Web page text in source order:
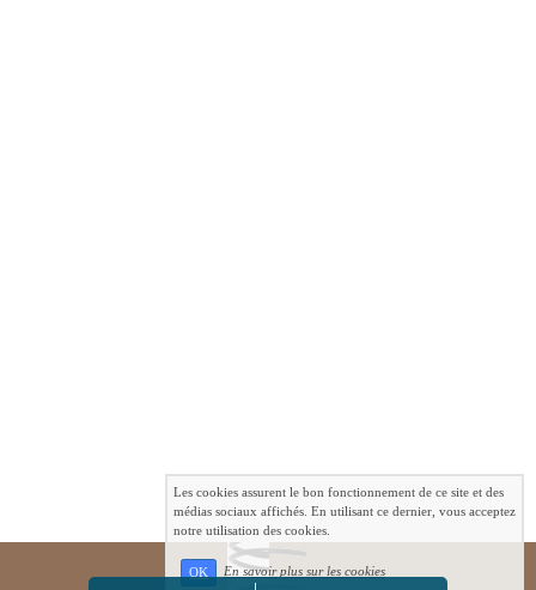
Les cookies assurent le bon fonctionnement de ce site et des
médias sociaux affichés. En utilisant ce dernier, vous acceptez
notre utilisation des cookies.
OK En savoir plus sur les cookies